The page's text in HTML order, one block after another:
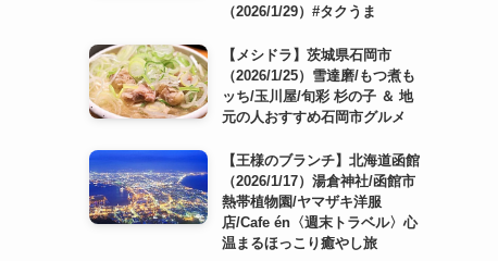
（2026/1/29）#タクうま
【メシドラ】茨城県石岡市
（2026/1/25）雪達磨/もつ煮も
ッち/玉川屋/旬彩 杉の子 ＆ 地
元の人おすすめ石岡市グルメ
【王様のブランチ】北海道函館
（2026/1/17）湯倉神社/函館市
熱帯植物園/ヤマザキ洋服
店/Cafe én〈週末トラベル〉心
温まるほっこり癒やし旅